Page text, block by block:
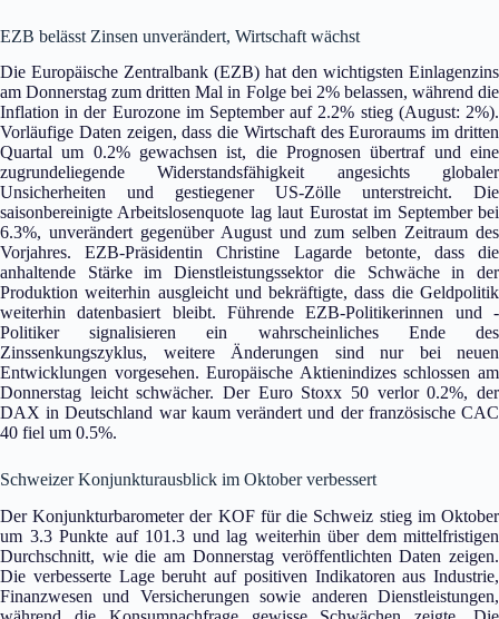
EZB belässt Zinsen unverändert, Wirtschaft wächst
Die Europäische Zentralbank (EZB) hat den wichtigsten Einlagenzins
am Donnerstag zum dritten Mal in Folge bei 2% belassen, während die
Inflation in der Eurozone im September auf 2.2% stieg (August: 2%).
Vorläufige Daten zeigen, dass die Wirtschaft des Euroraums im dritten
Quartal um 0.2% gewachsen ist, die Prognosen übertraf und eine
zugrundeliegende Widerstandsfähigkeit angesichts globaler
Unsicherheiten und gestiegener US-Zölle unterstreicht. Die
saisonbereinigte Arbeitslosenquote lag laut Eurostat im September bei
6.3%, unverändert gegenüber August und zum selben Zeitraum des
Vorjahres. EZB-Präsidentin Christine Lagarde betonte, dass die
anhaltende Stärke im Dienstleistungssektor die Schwäche in der
Produktion weiterhin ausgleicht und bekräftigte, dass die Geldpolitik
weiterhin datenbasiert bleibt. Führende EZB-Politikerinnen und -
Politiker signalisieren ein wahrscheinliches Ende des
Zinssenkungszyklus, weitere Änderungen sind nur bei neuen
Entwicklungen vorgesehen. Europäische Aktienindizes schlossen am
Donnerstag leicht schwächer. Der Euro Stoxx 50 verlor 0.2%, der
DAX in Deutschland war kaum verändert und der französische CAC
40 fiel um 0.5%.
Schweizer Konjunkturausblick im Oktober verbessert
Der Konjunkturbarometer der KOF für die Schweiz stieg im Oktober
um 3.3 Punkte auf 101.3 und lag weiterhin über dem mittelfristigen
Durchschnitt, wie die am Donnerstag veröffentlichten Daten zeigen.
Die verbesserte Lage beruht auf positiven Indikatoren aus Industrie,
Finanzwesen und Versicherungen sowie anderen Dienstleistungen,